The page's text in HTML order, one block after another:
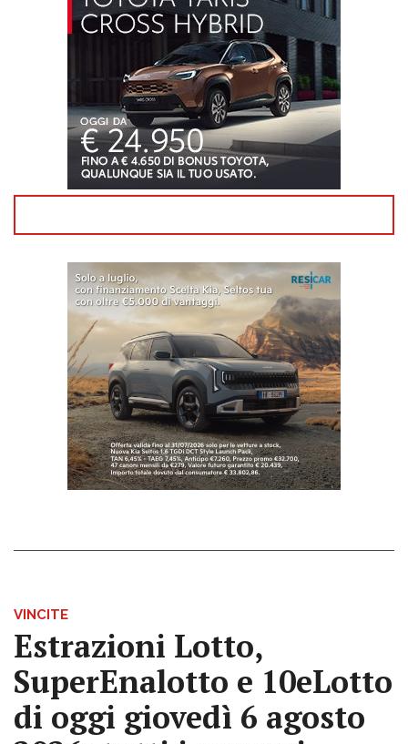
VINCITE
Estrazioni Lotto,
SuperEnalotto e 10eLotto
di oggi giovedì 6 agosto